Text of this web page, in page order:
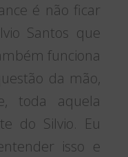
é não ficar
Santos que
funciona
da mão,
toda aquela
do Silvio. Eu
isso e